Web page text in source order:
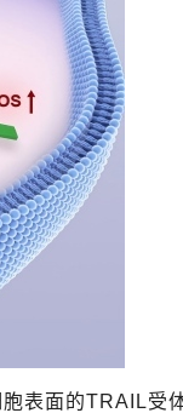
表面的TRAIL受